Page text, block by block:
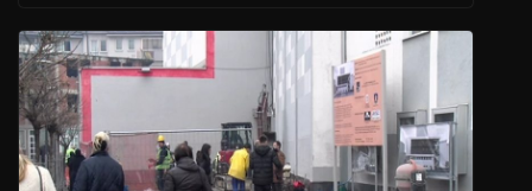
A
p
p
b
o
o
k